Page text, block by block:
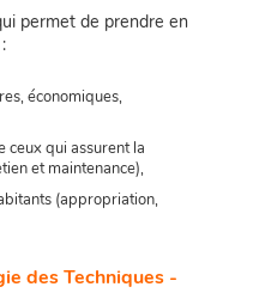
permet de prendre en
économiques,
ceux qui assurent la
et maintenance),
(appropriation,
des Techniques -